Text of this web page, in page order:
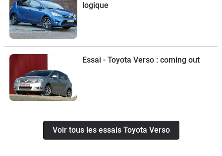
logique
Essai - Toyota Verso : coming out
Voir tous les essais Toyota Verso